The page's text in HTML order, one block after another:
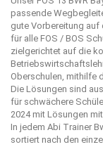
passende
gute Vorbereitung
für alle FOS / BOS
zielgerichtet auf die
Oberschulen, mithilfe
Die Lösungen sind
für schwächere
2024 mit Lösungen
In jedem Abi Trainer
sortiert nach den